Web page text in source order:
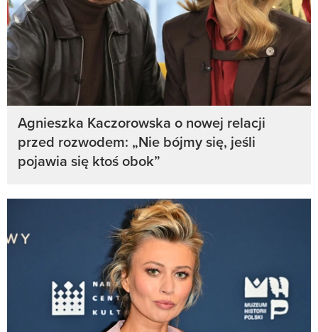
Agnieszka Kaczorowska o nowej relacji
przed rozwodem: „Nie bójmy się, jeśli
pojawia się ktoś obok”